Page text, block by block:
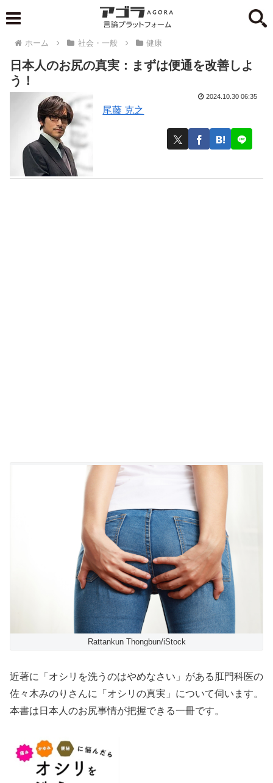
ホーム 社会・一般 健康
日本人のお尻の真実：まずは便通を改善しよ
う！
尾藤 克之
2024.10.30 06:35
Rattankun Thongbun/iStock
近著に「オシリを洗うのはやめなさい」がある肛門科医の
佐々木みのりさんに「オシリの真実」について伺います。
本書は日本人のお尻事情が把握できる一冊です。